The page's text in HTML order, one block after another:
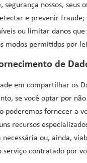
nossos, seus
e prevenir fraude;
ou limitar danos que
modos permitidos por
de
em compartilhar os
se você optar por
poderemos fornecer a
recursos
necessária ou, ainda,
serviço contratado por